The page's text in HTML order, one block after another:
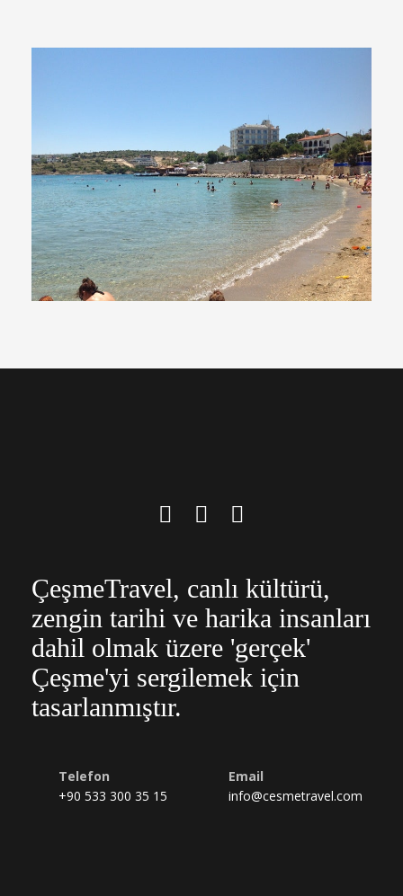
ÇeşmeTravel, canlı kültürü,
zengin tarihi ve harika insanları
dahil olmak üzere 'gerçek'
Çeşme'yi sergilemek için
tasarlanmıştır.
Telefon
+90 533 300 35 15
Email
info@cesmetravel.com